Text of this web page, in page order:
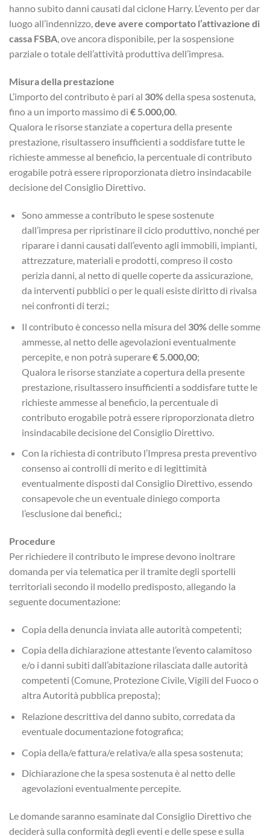
hanno subìto danni causati dal ciclone Harry. L’evento per dar
luogo all’indennizzo,deve avere comportato l’attivazione di
cassa FSBA, ove ancora disponibile, per la sospensione
parziale o totale dell’attività produttiva dell’impresa.
Misura della prestazione
L’importo del contributo è pari al 30%della spesa sostenuta,
fino a un importo massimo di € 5.000,00.
Qualora le risorse stanziate a copertura della presente
prestazione, risultassero insufficienti a soddisfare tutte le
richieste ammesse al beneficio, la percentuale di contributo
erogabile potrà essere riproporzionata dietro insindacabile
decisione del Consiglio Direttivo.
Sono ammesse a contributo le spese sostenute
dall’impresa per ripristinare il ciclo produttivo, nonché per
riparare i danni causati dall’evento agli immobili, impianti,
attrezzature, materiali e prodotti, compreso il costo
perizia danni, al netto di quelle coperte da assicurazione,
da interventi pubblici o per le quali esiste diritto di rivalsa
nei confronti di terzi.;
Il contributo è concesso nella misura del 30%delle somme
ammesse, al netto delle agevolazioni eventualmente
percepite, e non potrà superare€ 5.000,00;
Qualora le risorse stanziate a copertura della presente
prestazione, risultassero insufficienti a soddisfare tutte le
richieste ammesse al beneficio, la percentuale di
contributo erogabile potrà essere riproporzionata dietro
insindacabile decisione del Consiglio Direttivo.
Con la richiesta di contributo l’Impresa presta preventivo
consenso ai controlli di merito e di legittimità
eventualmente disposti dal Consiglio Direttivo, essendo
consapevole che un eventuale diniego comporta
l’esclusione dai benefici.;
Procedure
Per richiedere il contributo le imprese devono inoltrare
domanda per via telematica per il tramite degli sportelli
territoriali secondo il modello predisposto, allegando la
seguente documentazione:
Copia della denuncia inviata alle autorità competenti;
Copia della dichiarazione attestante l’evento calamitoso
e/o i danni subiti dall’abitazione rilasciata dalle autorità
competenti (Comune, Protezione Civile, Vigili del Fuoco o
altra Autorità pubblica preposta);
Relazione descrittiva del danno subito, corredata da
eventuale documentazione fotografica;
Copia della/e fattura/e relativa/e alla spesa sostenuta;
Dichiarazione che la spesa sostenuta è al netto delle
agevolazioni eventualmente percepite.
Le domande saranno esaminate dal Consiglio Direttivo che
deciderà sulla conformità degli eventi e delle spese e sulla